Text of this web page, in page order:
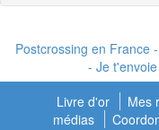
Postcrossing en France
- Je
Livre d'or
Mes
médias